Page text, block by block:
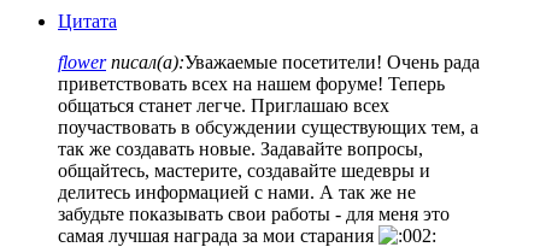
Цитата
flowerписал(а):Уважаемые посетители! Очень рада
приветствовать всех на нашем форуме! Теперь
общаться станет легче. Приглашаю всех
поучаствовать в обсуждении существующих тем, а
так же создавать новые. Задавайте вопросы,
общайтесь, мастерите, создавайте шедевры и
делитесь информацией с нами. А так же не
забудьте показывать свои работы - для меня это
самая лучшая награда за мои старания